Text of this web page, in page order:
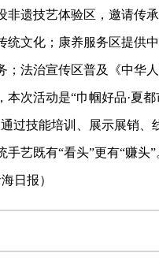
遗技艺体验区，邀请传承
统文化；康养服务区提供
；法治宣传区普及《中华
活动是“巾帼好品·夏都
过技能培训、展示展销、
手艺既有“看头”更有“赚头”
日报）